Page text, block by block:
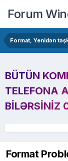
Forum
Format, Yenidən
BÜTÜN
TELEFONA
BILƏRSINIZ
Format